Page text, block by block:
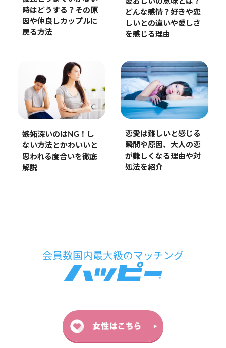
時はどうする？その原
因や仲良しカップルに
戻る方法
どんな感情？好きや恋
しいとの違いや愛しさ
を感じる理由
嫉妬深いのはNG！し
ない方法とかわいいと
思われる度合いを徹底
解説
恋愛は難しいと感じる
瞬間や原因、大人の恋
が難しくなる理由や対
処法を紹介